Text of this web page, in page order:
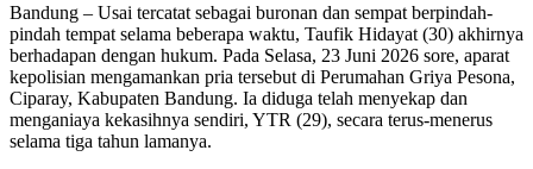
Bandung – Usai tercatat sebagai buronan dan sempat berpindah-
pindah tempat selama beberapa waktu, Taufik Hidayat (30) akhirnya
berhadapan dengan hukum. Pada Selasa, 23 Juni 2026 sore, aparat
kepolisian mengamankan pria tersebut di Perumahan Griya Pesona,
Ciparay, Kabupaten Bandung. Ia diduga telah menyekap dan
menganiaya kekasihnya sendiri, YTR (29), secara terus-menerus
selama tiga tahun lamanya.